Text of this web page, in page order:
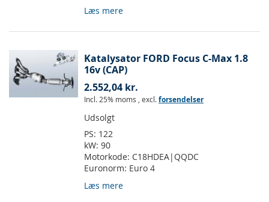
Læs mere
Katalysator FORD Focus C-Max 1.8
16v (CAP)
2.552,04 kr.
Incl. 25% moms , excl.forsendelser
Udsolgt
PS: 122
kW: 90
Motorkode: C18HDEA|QQDC
Euronorm: Euro 4
Læs mere